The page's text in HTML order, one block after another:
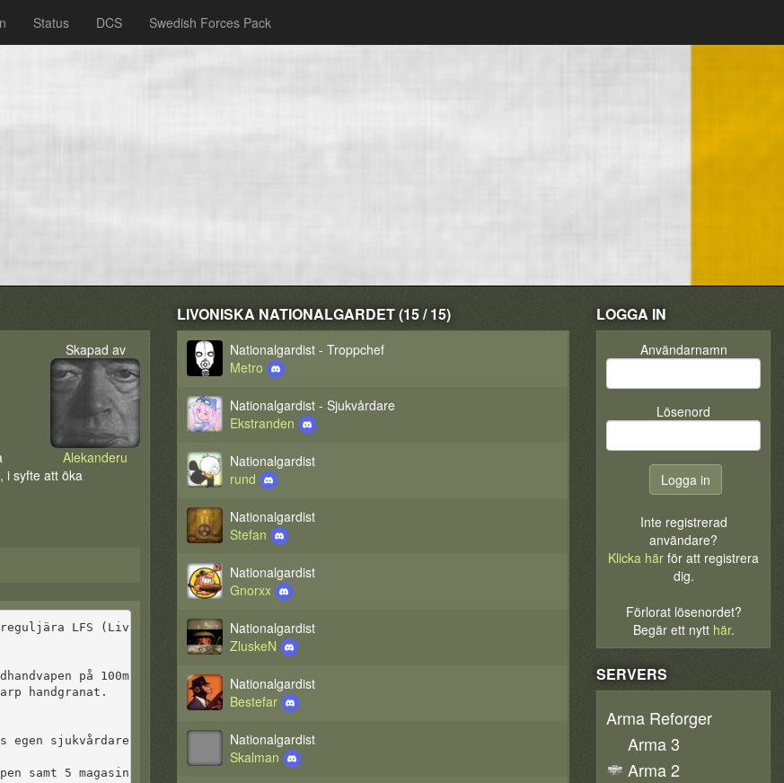
Status DCS Swedish Forces Pack
Skapad av
Alekanderu
i syfte att öka
LFS (Livonska Försvarsstyrkorna).
på 100m avstånd.
handgranat.
egen sjukvårdare är sjukvårdsansvarig på platsen.
samt 5 magasin.
LIVONISKA NATIONALGARDET (15 / 15)
Nationalgardist - Troppchef
Metro
Nationalgardist - Sjukvårdare
Ekstranden
Nationalgardist
rund
Nationalgardist
Stefan
Nationalgardist
Gnorxx
Nationalgardist
ZluskeN
Nationalgardist
Bestefar
Nationalgardist
Skalman
LOGGA IN
Användarnamn
Lösenord
Inte registrerad
användare?
Klicka här för att registrera
dig.
Förlorat lösenordet?
Begär ett nytt här.
SERVERS
Arma Reforger
Arma 3
Arma 2